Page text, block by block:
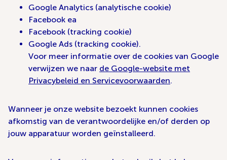
Google Analytics (analytische cookie)
Facebook ea
Facebook (tracking cookie)
Google Ads (tracking cookie).
Voor meer informatie over de cookies van Google
verwijzen we naar de Google-website met
Privacybeleid en Servicevoorwaarden.
Wanneer je onze website bezoekt kunnen cookies
afkomstig van de verantwoordelijke en/of derden op
jouw apparatuur worden geïnstalleerd.